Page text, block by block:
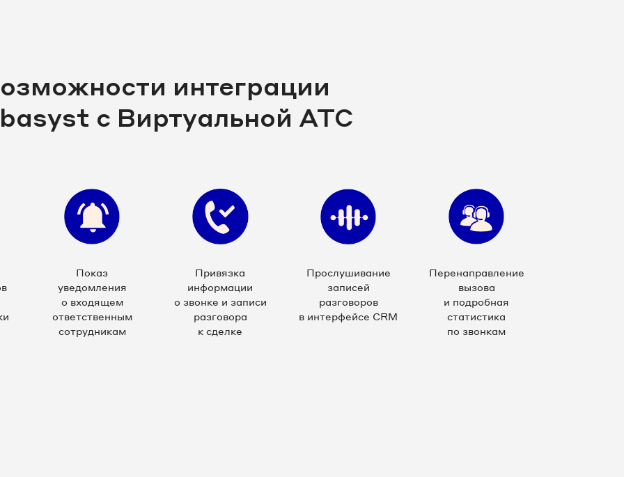
интеграции
с Виртуальной АТС
Показ
уведомления
о входящем
ответственным
сотрудникам
Привязка
информации
о звонке и записи
разговора
к сделке
Прослушивание
записей
разговоров
в интерфейсе CRM
Перенаправление
вызова
и подробная
статистика
по звонкам